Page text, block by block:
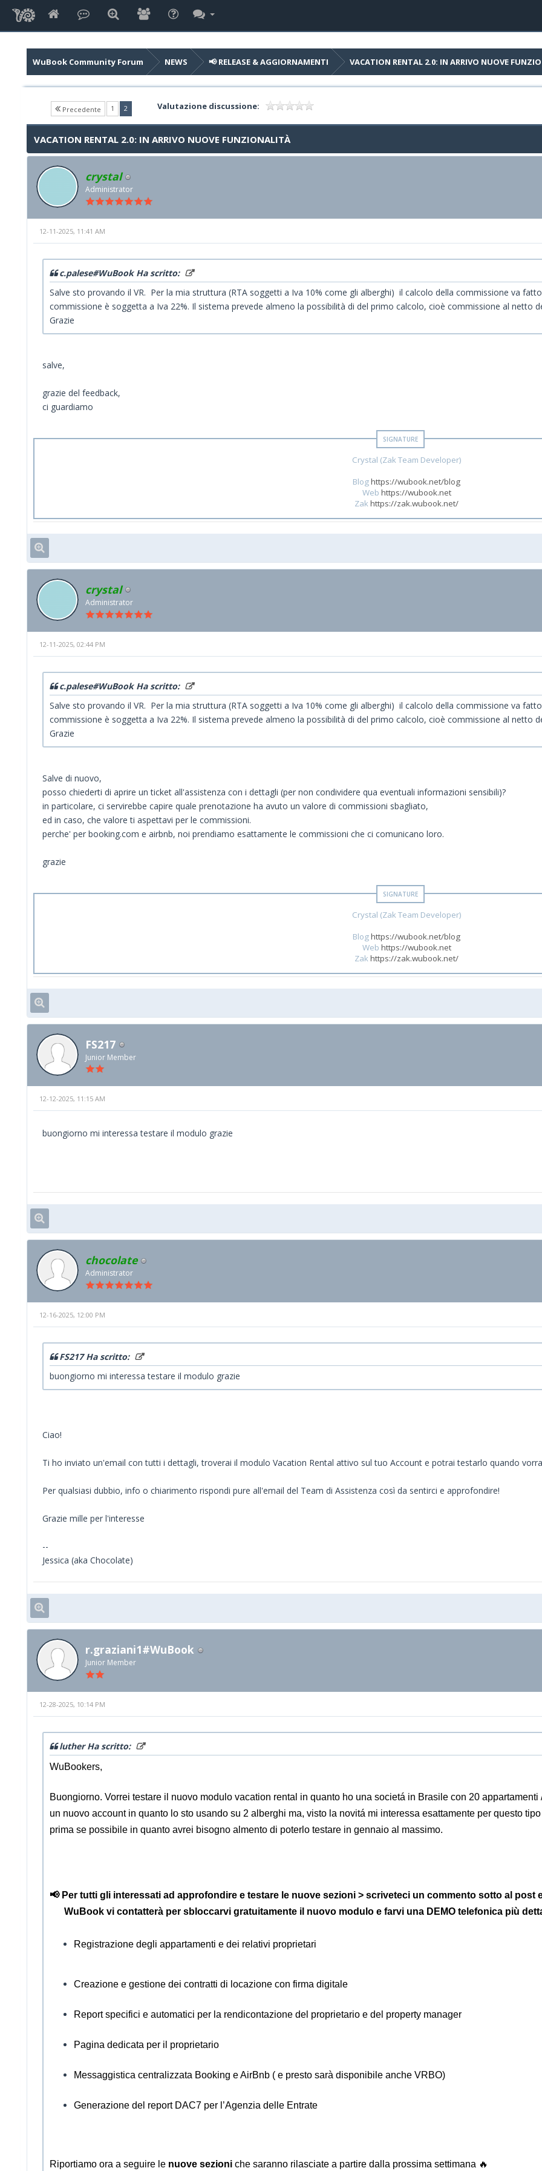
WuBook Community Forum NEWS 📢 RELEASE & AGGIORNAMENTI VACATION RENTAL 2.0: IN ARRIVO NUOVE
Precedente 1 2(current) Valutazione discussione:
VACATION RENTAL 2.0: IN ARRIVO NUOVE FUNZIONALITÀ
crystal
Administrator
12-11-2025, 11:41 AM
c.palese#WuBook Ha scritto:
Salve sto provando il VR. Per la mia struttura (RTA soggetti a Iva 10% come gli alberghi) il calcolo della commissione va
commissione è soggetta a Iva 22%. Il sistema prevede almeno la possibilità di del primo calcolo, cioè commissione al netto
Grazie
salve,
grazie del feedback,
ci guardiamo
Crystal (Zak Team Developer)
Bloghttps://wubook.net/blog
Web https://wubook.net
Zakhttps://zak.wubook.net/
crystal
Administrator
12-11-2025, 02:44 PM
c.palese#WuBook Ha scritto:
Salve sto provando il VR. Per la mia struttura (RTA soggetti a Iva 10% come gli alberghi) il calcolo della commissione va
commissione è soggetta a Iva 22%. Il sistema prevede almeno la possibilità di del primo calcolo, cioè commissione al netto
Grazie
Salve di nuovo,
posso chiederti di aprire un ticket all'assistenza con i dettagli (per non condividere qua eventuali informazioni sensibili)?
in particolare, ci servirebbe capire quale prenotazione ha avuto un valore di commissioni sbagliato,
ed in caso, che valore ti aspettavi per le commissioni.
perche' per booking.com e airbnb, noi prendiamo esattamente le commissioni che ci comunicano loro.
grazie
Crystal (Zak Team Developer)
Bloghttps://wubook.net/blog
Web https://wubook.net
Zak https://zak.wubook.net/
FS217
Junior Member
12-12-2025, 11:15 AM
buongiorno mi interessa testare il modulo grazie
chocolate
Administrator
12-16-2025, 12:00 PM
FS217 Ha scritto:
buongiorno mi interessa testare il modulo grazie
Ciao!
Ti ho inviato un'email con tutti i dettagli, troverai il modulo Vacation Rental attivo sul tuo Account e potrai testarlo quando
Per qualsiasi dubbio, info o chiarimento rispondi pure all'email del Team di Assistenza così da sentirci e approfondire!
Grazie mille per l'interesse
--
Jessica (aka Chocolate)
r.graziani1#WuBook
Junior Member
12-28-2025, 10:14 PM
luther Ha scritto:
WuBookers,
Buongiorno. Vorrei testare il nuovo modulo vacation rental in quanto ho una societá in Brasile con 20
un nuovo account in quanto lo sto usando su 2 alberghi ma, visto la novitá mi interessa esattamente per questo
prima se possibile in quanto avrei bisogno almento di poterlo testare in gennaio al massimo.
📢 Per tutti gli interessati ad approfondire e testare le nuove sezioni > scriveteci un commento sotto al post
WuBook vi contatterà per sbloccarvi gratuitamente il nuovo modulo e farvi una DEMO telefonica più
Registrazione degli appartamenti e dei relativi proprietari
Creazione e gestione dei contratti di locazione con firma digitale
Report specifici e automatici per la rendicontazione del proprietario e del property manager
Pagina dedicata per il proprietario
Messaggistica centralizzata Booking e AirBnb ( e presto sarà disponibile anche VRBO)
Generazione del report DAC7 per l’Agenzia delle Entrate
Riportiamo ora a seguire le nuove sezioni che saranno rilasciate a partire dalla prossima settimana 🔥